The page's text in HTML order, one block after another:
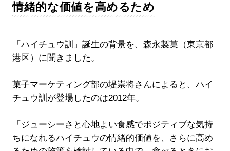
情緒的な価値を高めるため
「ハイチュウ訓」誕生の背景を、森永製菓（東京都
港区）に聞きました。
菓子マーケティング部の堤崇将さんによると、ハイ
チュウ訓が登場したのは2012年。
「ジューシーさと心地よい食感でポジティブな気持
ちになれるハイチュウの情緒的価値を、さらに高め